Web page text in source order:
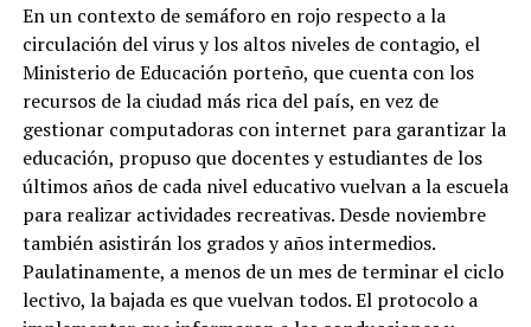
En un contexto de semáforo en rojo respecto a la
circulación del virus y los altos niveles de contagio, el
Ministerio de Educación porteño, que cuenta con los
recursos de la ciudad más rica del país, en vez de
gestionar computadoras con internet para garantizar la
educación, propuso que docentes y estudiantes de los
últimos años de cada nivel educativo vuelvan a la escuela
para realizar actividades recreativas. Desde noviembre
también asistirán los grados y años intermedios.
Paulatinamente, a menos de un mes de terminar el ciclo
lectivo, la bajada es que vuelvan todos. El protocolo a